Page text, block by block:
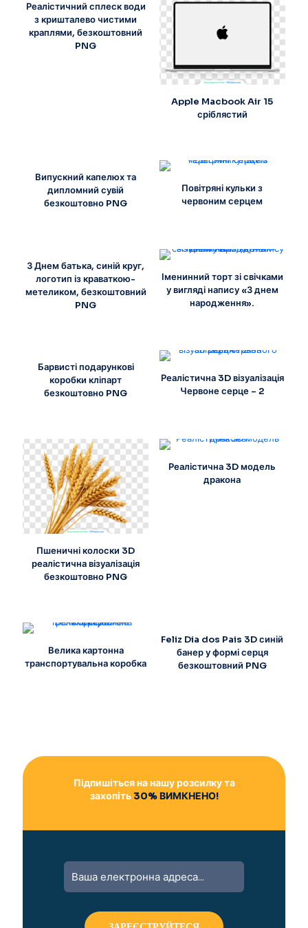
Реалістичний сплеск води
з кришталево чистими
краплями, безкоштовний
PNG
Apple Macbook Air 15
сріблястий
Випускний капелюх та
дипломний сувій
безкоштовно PNG
Повітряні кульки з
червоним серцем
З Днем батька, синій круг,
логотип із краваткою-
метеликом, безкоштовний
PNG
Іменинний торт зі свічками
у вигляді напису «З днем
народження».
Барвисті подарункові
коробки кліпарт
безкоштовно PNG
Реалістична 3D візуалізація
Червоне серце – 2
Пшеничні колоски 3D
реалістична візуалізація
безкоштовно PNG
Реалістична 3D модель
дракона
Велика картонна
транспортувальна коробка
Feliz Dia dos Pais 3D синій
банер у формі серця
безкоштовний PNG
Підпишіться на нашу розсилку та
захопіть30% ВИМКНЕНО!